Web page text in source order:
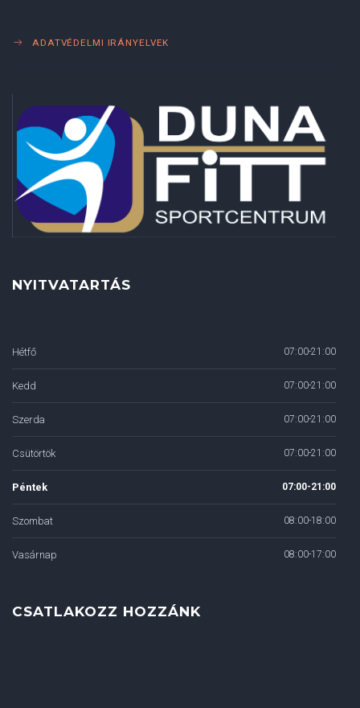
ADATVÉDELMI IRÁNYELVEK
NYITVATARTÁS
Hétfő 07:00-21:00
Kedd 07:00-21:00
Szerda 07:00-21:00
Csütörtök 07:00-21:00
Péntek 07:00-21:00
Szombat 08:00-18:00
Vasárnap 08:00-17:00
CSATLAKOZZ HOZZÁNK